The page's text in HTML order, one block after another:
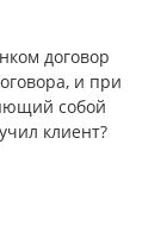
договор
и при
собой
клиент?